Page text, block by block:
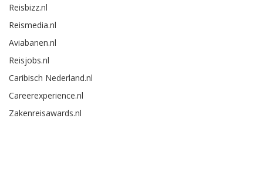
Reisbizz.nl
Reismedia.nl
Aviabanen.nl
Reisjobs.nl
Caribisch Nederland.nl
Careerexperience.nl
Zakenreisawards.nl